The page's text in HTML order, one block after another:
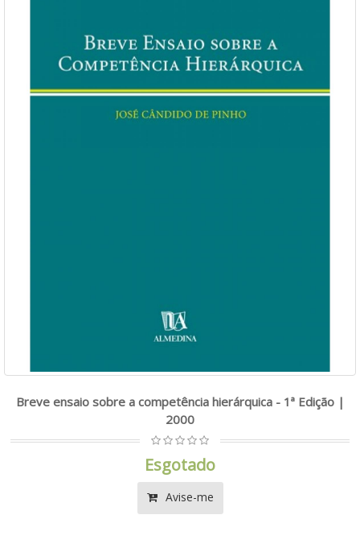
Breve ensaio sobre a competência hierárquica - 1ª Edição |
2000
Esgotado
Avise-me